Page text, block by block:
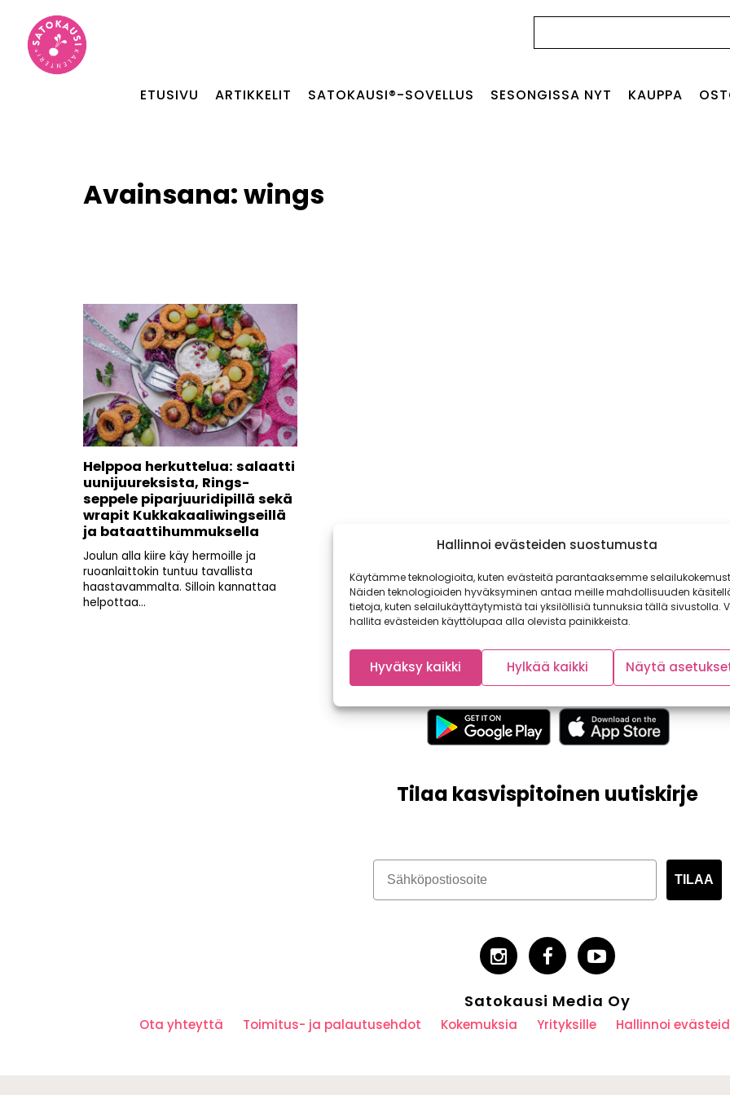
Hallinnoi evästeiden suostumusta
Käytämme teknologioita, kuten evästeitä parantaaksemme
Näiden teknologioiden hyväksyminen antaa meille mahdollisuuden
tietoja, kuten selailukäyttäytymistä tai yksilöllisiä tunnuksia tällä sivustolla.
hallita evästeiden käyttölupaa alla olevista painikkeista.
Hyväksy kaikki Hylkää kaikki Näytä
ETUSIVU ARTIKKELIT SATOKAUSI®-SOVELLUS SESONGISSA NYT KAUPPA
Avainsana:wings
Helppoa herkuttelua: salaatti
uunijuureksista, Rings-
seppele piparjuuridipillä sekä
wrapit Kukkakaaliwingseillä
ja bataattihummuksella
Joulun alla kiire käy hermoille ja
ruoanlaittokin tuntuu tavallista
haastavammalta. Silloin kannattaa
helpottaa...
Tilaa kasvispitoinen uutiskirje
TILAA
Satokausi Media Oy
Ota yhteyttä Toimitus- ja palautusehdot Kokemuksia Yrityksille Hallinnoi